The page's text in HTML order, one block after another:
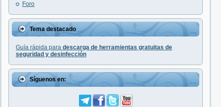
Foro
Tema destacado
Guía rápida para descarga de herramientas gratuitas de
seguridad y desinfección
Síguenos en: